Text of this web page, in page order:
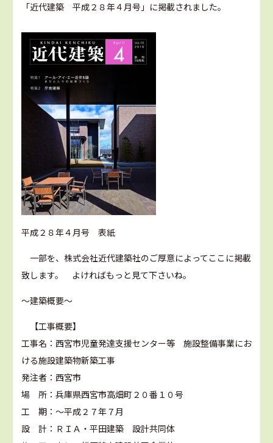
「近代建築 平成２８年４月号」に掲載されました。
平成２８年４月号 表紙
一部を、株式会社近代建築社のご厚意によってここに掲載
致します。 よければもっと見て下さいね。
～建築概要～
【工事概要】
工事名：西宮市児童発達支援センター等 施設整備事業にお
ける施設建築物新築工事
発注者：西宮市
場 所：兵庫県西宮市高畑町２０番１０号
工 期：～平成２７年７月
設 計：ＲＩＡ・平田建築 設計共同体